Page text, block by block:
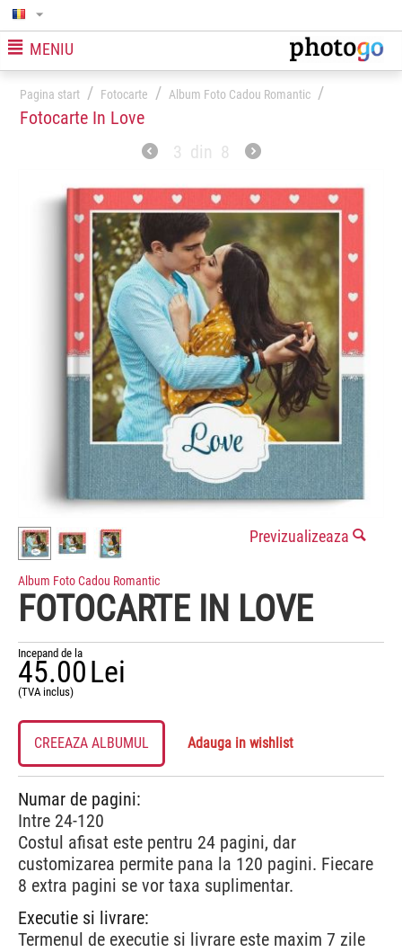
MENIU
Pagina start / Fotocarte / Album Foto Cadou Romantic /
Fotocarte In Love
3 din 8
Previzualizeaza
Album Foto Cadou Romantic
FOTOCARTE IN LOVE
Incepand de la
45.00Lei
(TVA inclus)
CREEAZA ALBUMUL Adauga in wishlist
Numar de pagini:
Intre 24-120
Costul afisat este pentru 24 pagini, dar
customizarea permite pana la 120 pagini. Fiecare
8 extra pagini se vor taxa suplimentar.
Executie si livrare:
Termenul de executie si livrare este maxim 7 zile